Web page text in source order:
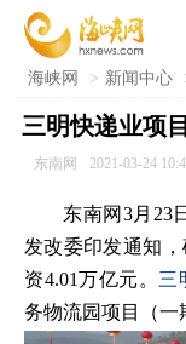
海峡网 > 新闻中心
三明快递业项
东南网 2021-03-24
东南网3月23
发改委印发通知
资4.01万亿元。 三
务物流园项目（一